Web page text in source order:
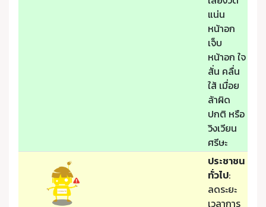
แน่น
หน้าอก
เจ็บ
หน้าอก ใจ
สั่น คลื่น
ใส้ เมื่อย
ล้าผิด
ปกติ หรือ
วิงเวียน
ศรีษะ
ประชาชน
ทั่วไป:
ลดระยะ
เวลาการ